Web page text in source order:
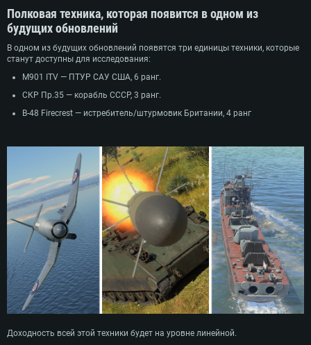
Полковая техника, которая появится в одном из
будущих обновлений
В одном из будущих обновлений появятся три единицы техники, которые
станут доступны для исследования:
M901 ITV — ПТУР САУ США, 6 ранг.
СКР Пр.35 — корабль СССР, 3 ранг.
B-48 Firecrest — истребитель/штурмовик Британии, 4 ранг
Доходность всей этой техники будет на уровне линейной.